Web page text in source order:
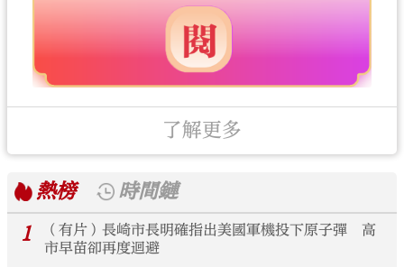
了解更多
熱榜
時間鏈
1
（有片）長崎市長明確指出美國軍機投下原子彈 高
市早苗卻再度迴避